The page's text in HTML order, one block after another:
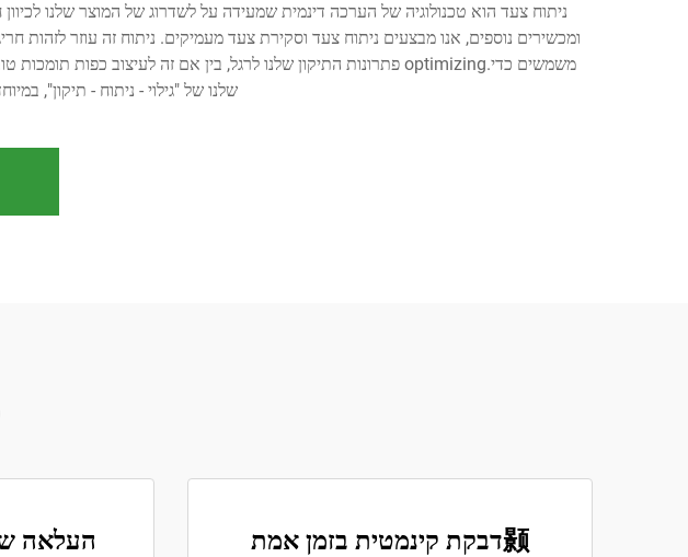
ניתוח צעד הוא טכנולוגיה של הערכה דינמית שמעידה על לשדרוג של המוצר שלנו
שלנו של "גילוי - ניתוח - תיקון",
颢דבקת קינמטית בזמן אמת העלאה